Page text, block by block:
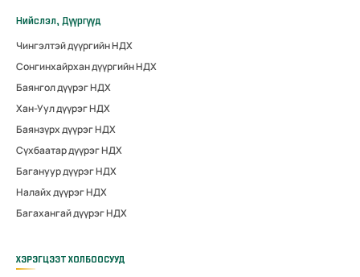
Нийслэл, Дүүргүүд
Чингэлтэй дүүргийн НДХ
Сонгинхайрхан дүүргийн НДХ
Баянгол дүүрэг НДХ
Хан-Уул дүүрэг НДХ
Баянзүрх дүүрэг НДХ
Сүхбаатар дүүрэг НДХ
Багануур дүүрэг НДХ
Налайх дүүрэг НДХ
Багахангай дүүрэг НДХ
ХЭРЭГЦЭЭТ ХОЛБООСУУД